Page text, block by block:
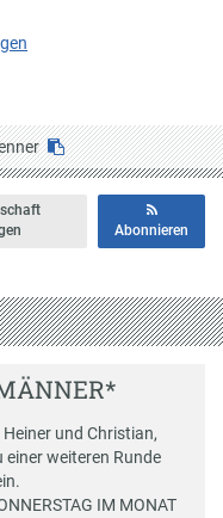
Abonnieren
und Christian,
einer weiteren Runde
IM MONAT